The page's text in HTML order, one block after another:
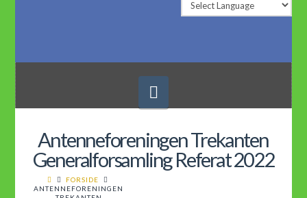
Antenneforeningen Trekanten
Generalforsamling Referat 2022
FORSIDE
ANTENNEFORENINGEN